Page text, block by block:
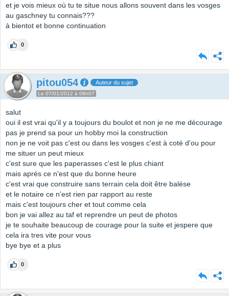
et je vois mieux où tu te situe nous allons souvent dans les vosges
au gaschney tu connais???
à bientot et bonne continuation
0
pitou054 Auteur du sujet
Le 07/01/2012 à 08h07
salut
oui il est vrai qu'il y a toujours du boulot et non je ne me décourage
pas je prend sa pour un hobby moi la construction
non je ne voit pas c'est ou dans les vosges c'est à coté d'ou pour
me situer un peut mieux
c'est sure que les paperasses c'est le plus chiant
mais aprés ce n'est que du bonne heure
c'est vrai que construire sans terrain cela doit être balése
et le notaire ce n'est rien par rapport au reste
mais c'est toujours cher et tout comme cela
bon je vai allez au taf et reprendre un peut de photos
je te souhaite beaucoup de courage pour la suite et jespere que
cela ira tres vite pour vous
bye bye et a plus
0